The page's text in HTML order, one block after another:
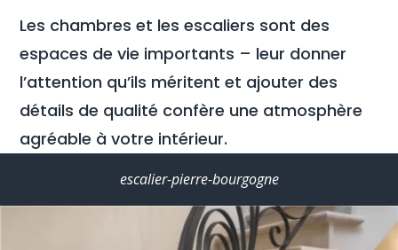
Les chambres et les escaliers sont des
espaces de vie importants – leur donner
l’attention qu’ils méritent et ajouter des
détails de qualité confère une atmosphère
agréable à votre intérieur.
escalier-pierre-bourgogne